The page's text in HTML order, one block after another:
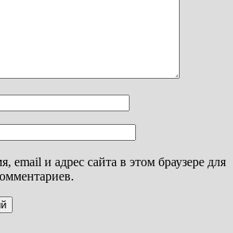
email и адрес сайта в этом браузере для